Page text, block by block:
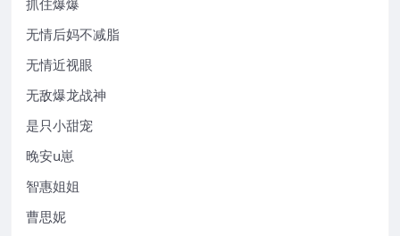
无情后妈不减脂
无情近视眼
无敌爆龙战神
是只小甜宠
晚安u崽
智惠姐姐
曹思妮